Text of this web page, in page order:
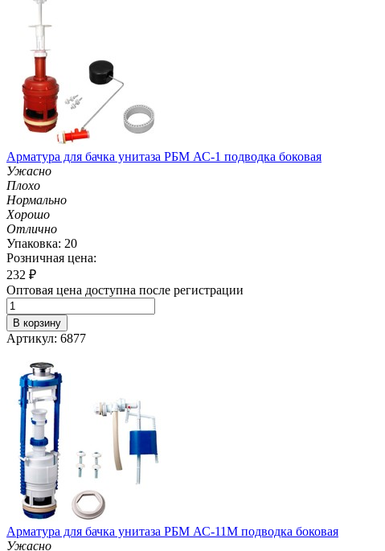
Арматура для бачка унитаза РБМ АС-1 подводка боковая
Ужасно
Плохо
Нормально
Хорошо
Отлично
Упаковка: 20
Розничная цена:
232 ₽
Оптовая цена доступна после регистрации
В корзину
Артикул: 6877
Арматура для бачка унитаза РБМ АС-11М подводка боковая
Ужасно